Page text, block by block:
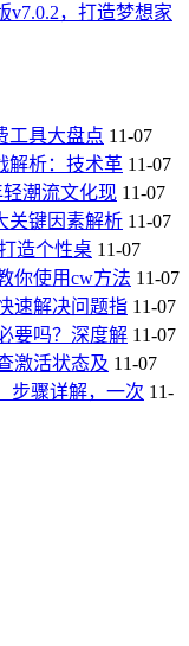
v7.0.2，打造梦想家
工具大盘点 11-07
解析：技术革 11-07
潮流文化现 11-07
关键因素解析 11-07
造个性桌 11-07
你使用cw方法 11-07
速解决问题指 11-07
要吗？深度解 11-07
激活状态及 11-07
步骤详解，一次 11-